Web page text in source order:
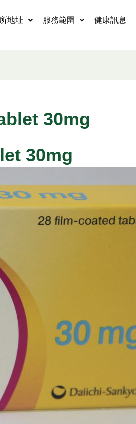
地址 服務範圍 健康訊息
30mg
30mg